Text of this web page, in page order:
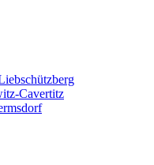
Cavertitz